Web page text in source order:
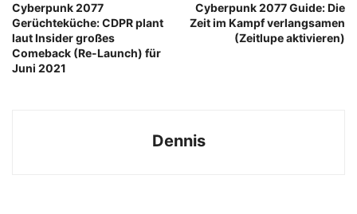
Cyberpunk 2077
Gerüchteküche: CDPR plant
laut Insider großes
Comeback (Re-Launch) für
Juni 2021
Cyberpunk 2077 Guide: Die
Zeit im Kampf verlangsamen
(Zeitlupe aktivieren)
Dennis